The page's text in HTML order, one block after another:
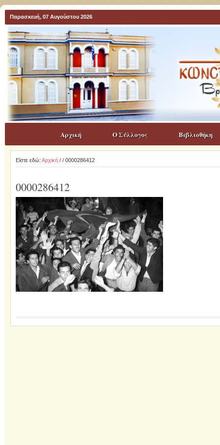
Παρασκευή, 07 Αυγούστου 2026
Αρχική Ο Σύλλογος Βιβλιοθήκη
Είστε εδώ: Αρχική/ / 0000286412
0000286412